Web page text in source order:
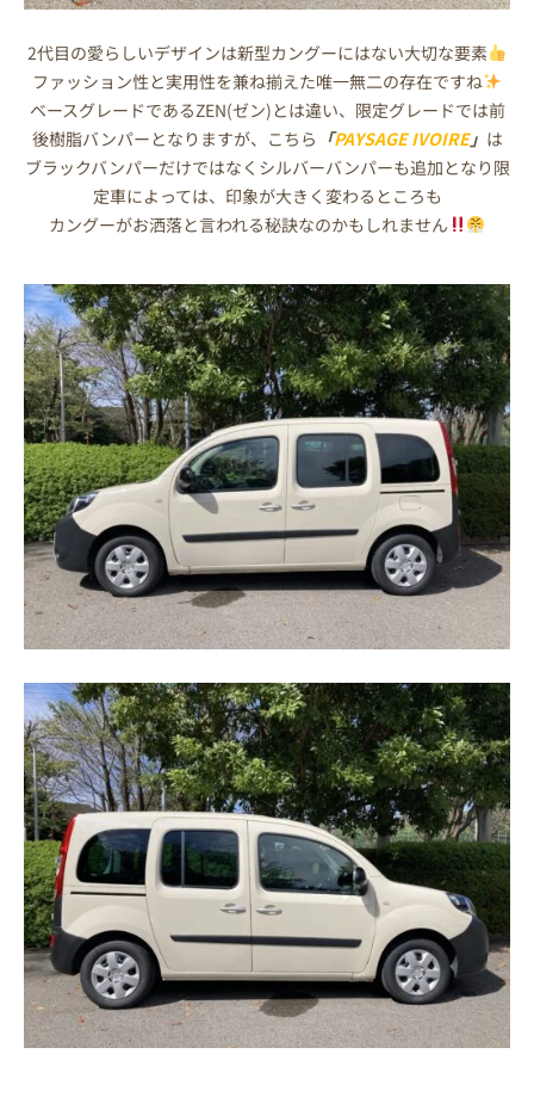
2代目の愛らしいデザインは新型カングーにはない大切な要素
ファッション性と実用性を兼ね揃えた唯一無二の存在ですね
ベースグレードであるZEN(ゼン)とは違い、限定グレードでは前
後樹脂バンパーとなりますが、こちら 「PAYSAGE IVOIRE」 は
ブラックバンパーだけではなくシルバーバンパーも追加となり限
定車によっては、印象が大きく変わるところも
カングーがお洒落と言われる秘訣なのかもしれません